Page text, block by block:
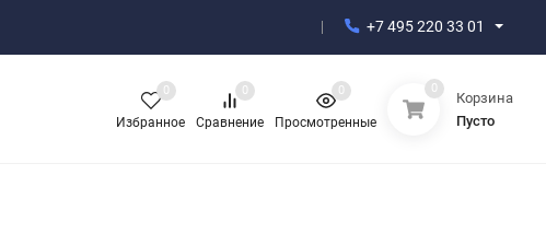
+7 495 220 33 01
Избранное
0
Сравнение
0
Просмотренные
0 0
Корзина
Пусто